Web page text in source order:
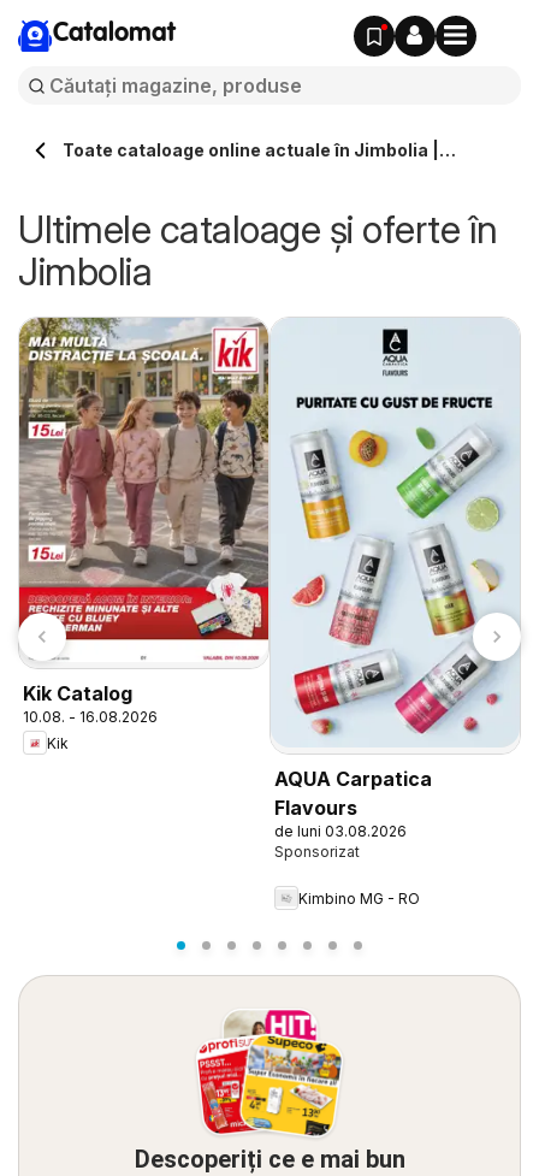
Catalomat
Toate cataloage online actuale în Jimbolia |
Ultimele cataloage și oferte în
Jimbolia
Kik Catalog
10.08. - 16.08.2026
Kik
AQUA Carpatica
Flavours
de luni 03.08.2026
Kimbino MG - RO
Descoperiți ce e mai bun